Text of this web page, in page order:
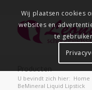
Producten
U bevindt zich hier: Home
BeMineral Liquid Lipstick
Wij plaatsen cookies
websites en
te